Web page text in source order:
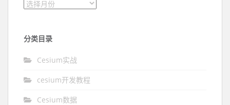
文章归档
分类目录
Cesium实战
cesium开发教程
Cesium数据